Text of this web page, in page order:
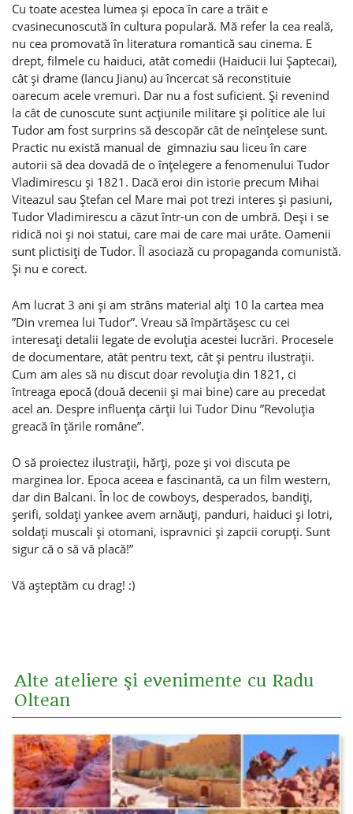
Cu toate acestea lumea şi epoca în care a trăit e
cvasinecunoscută în cultura populară. Mă refer la cea reală,
nu cea promovată în literatura romantică sau cinema. E
drept, filmele cu haiduci, atât comedii (Haiducii lui Şaptecai),
cât şi drame (Iancu Jianu) au încercat să reconstituie
oarecum acele vremuri. Dar nu a fost suficient. Şi revenind
la cât de cunoscute sunt acţiunile militare şi politice ale lui
Tudor am fost surprins să descopăr cât de neînţelese sunt.
Practic nu există manual de gimnaziu sau liceu în care
autorii să dea dovadă de o înţelegere a fenomenului Tudor
Vladimirescu şi 1821. Dacă eroi din istorie precum Mihai
Viteazul sau Ştefan cel Mare mai pot trezi interes şi pasiuni,
Tudor Vladimirescu a căzut într-un con de umbră. Deşi i se
ridică noi şi noi statui, care mai de care mai urâte. Oamenii
sunt plictisiţi de Tudor. Îl asociază cu propaganda comunistă.
Şi nu e corect.
Am lucrat 3 ani şi am strâns material alţi 10 la cartea mea
”Din vremea lui Tudor”. Vreau să împărtăşesc cu cei
interesaţi detalii legate de evoluţia acestei lucrări. Procesele
de documentare, atât pentru text, cât şi pentru ilustraţii.
Cum am ales să nu discut doar revoluţia din 1821, ci
întreaga epocă (două decenii şi mai bine) care au precedat
acel an. Despre influenţa cărţii lui Tudor Dinu ”Revoluţia
greacă în ţările române”.
O să proiectez ilustraţii, hărţi, poze şi voi discuta pe
marginea lor. Epoca aceea e fascinantă, ca un film western,
dar din Balcani. În loc de cowboys, desperados, bandiţi,
şerifi, soldaţi yankee avem arnăuţi, panduri, haiduci şi lotri,
soldaţi muscali şi otomani, ispravnici şi zapcii corupţi. Sunt
sigur că o să vă placă!”
Vă aşteptăm cu drag! :)
Alte ateliere şi evenimente cu Radu
Oltean